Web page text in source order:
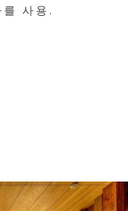
사용.